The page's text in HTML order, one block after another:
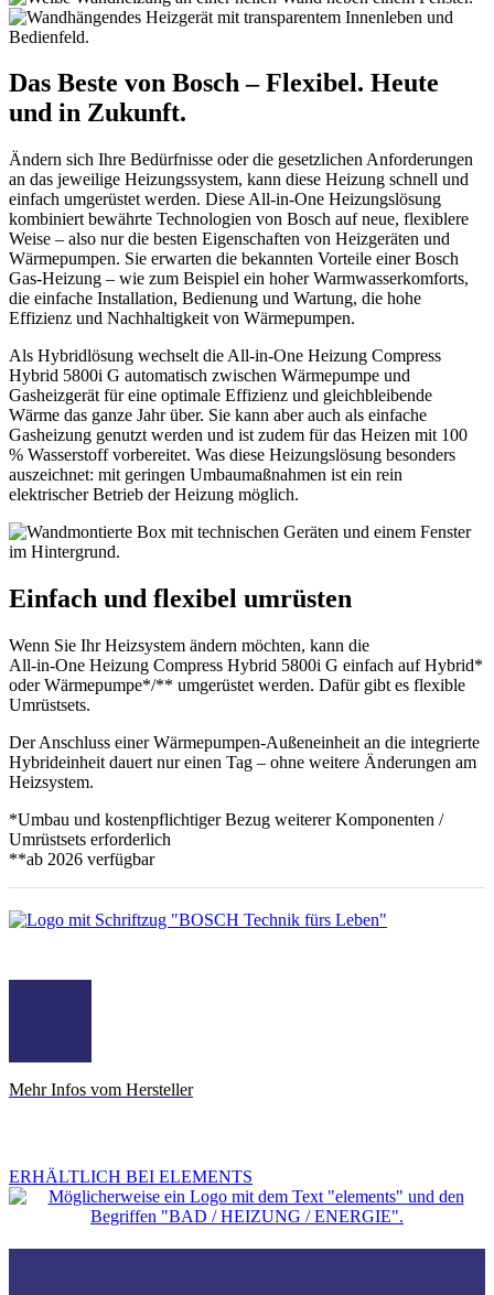
Das Beste von Bosch – Flexibel. Heute
und in Zukunft.
Ändern sich Ihre Bedürfnisse oder die gesetzlichen Anforderungen
an das jeweilige Heizungssystem, kann diese Heizung schnell und
einfach umgerüstet werden. Diese All-in-One Heizungslösung
kombiniert bewährte Technologien von Bosch auf neue, flexiblere
Weise – also nur die besten Eigenschaften von Heizgeräten und
Wärmepumpen. Sie erwarten die bekannten Vorteile einer Bosch
Gas-Heizung – wie zum Beispiel ein hoher Warmwasserkomforts,
die einfache Installation, Bedienung und Wartung, die hohe
Effizienz und Nachhaltigkeit von Wärmepumpen.
Als Hybridlösung wechselt die All-in-One Heizung Compress
Hybrid 5800i G automatisch zwischen Wärmepumpe und
Gasheizgerät für eine optimale Effizienz und gleichbleibende
Wärme das ganze Jahr über. Sie kann aber auch als einfache
Gasheizung genutzt werden und ist zudem für das Heizen mit 100
% Wasserstoff vorbereitet. Was diese Heizungslösung besonders
auszeichnet: mit geringen Umbaumaßnahmen ist ein rein
elektrischer Betrieb der Heizung möglich.
Einfach und flexibel umrüsten
Wenn Sie Ihr Heizsystem ändern möchten, kann die
All-in-One Heizung Compress Hybrid 5800i G einfach auf Hybrid*
oder Wärmepumpe*/** umgerüstet werden. Dafür gibt es flexible
Umrüstsets.
Der Anschluss einer Wärmepumpen-Außeneinheit an die integrierte
Hybrideinheit dauert nur einen Tag – ohne weitere Änderungen am
Heizsystem.
*Umbau und kostenpflichtiger Bezug weiterer Komponenten /
Umrüstsets erforderlich
**ab 2026 verfügbar
Mehr Infos vom Hersteller
ERHÄLTLICH BEI ELEMENTS